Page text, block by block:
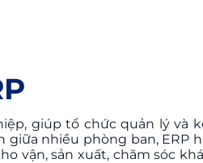
giúp tổ chức quản lý và
nhiều phòng ban, ERP
vận, sản xuất, chăm sóc